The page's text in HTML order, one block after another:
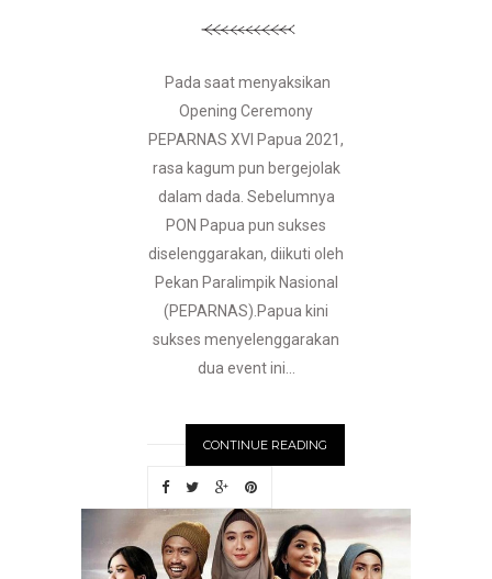
Pada saat menyaksikan
Opening Ceremony
PEPARNAS XVI Papua 2021,
rasa kagum pun bergejolak
dalam dada. Sebelumnya
PON Papua pun sukses
diselenggarakan, diikuti oleh
Pekan Paralimpik Nasional
(PEPARNAS).Papua kini
sukses menyelenggarakan
dua event ini...
CONTINUE READING